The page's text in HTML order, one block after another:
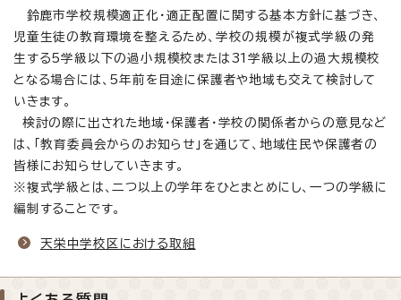
鈴鹿市学校規模適正化・適正配置に関する基本方針に基づき、
児童生徒の教育環境を整えるため、学校の規模が複式学級の発
生する5学級以下の過小規模校または31学級以上の過大規模校
となる場合には、5年前を目途に保護者や地域も交えて検討して
いきます。
検討の際に出された地域・保護者・学校の関係者からの意見など
は、「教育委員会からのお知らせ」を通じて、地域住民や保護者の
皆様にお知らせしていきます。
※複式学級とは、二つ以上の学年をひとまとめにし、一つの学級に
編制することです。
天栄中学校区における取組